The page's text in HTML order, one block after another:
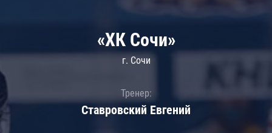
«ХК Сочи»
г. Сочи
Тренер:
Ставровский Евгений